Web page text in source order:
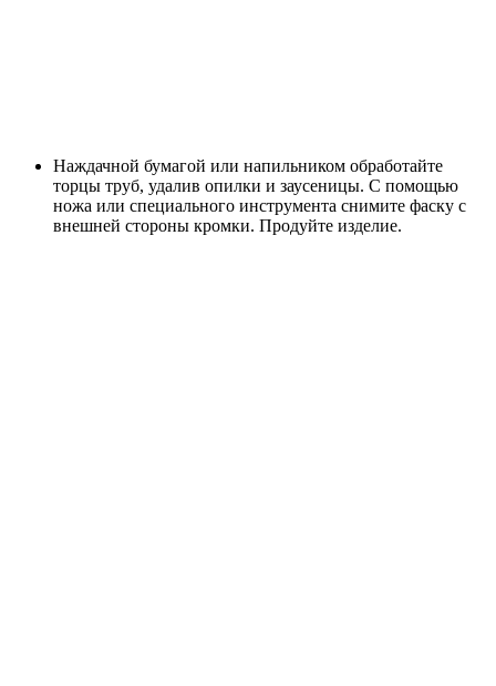
Наждачной бумагой или напильником обработайте
торцы труб, удалив опилки и заусеницы. С помощью
ножа или специального инструмента снимите фаску с
внешней стороны кромки. Продуйте изделие.